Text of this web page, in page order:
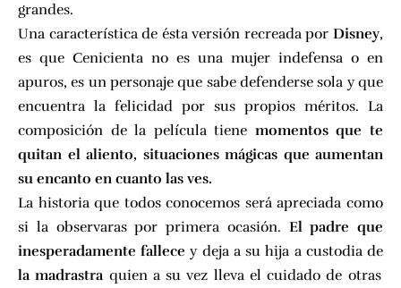
grandes.
Una característica de ésta versión recreada por Disney,
es que Cenicienta no es una mujer indefensa o en
apuros, es un personaje que sabe defenderse sola y que
encuentra la felicidad por sus propios méritos. La
composición de la película tiene momentos que te
quitan el aliento, situaciones mágicas que aumentan
su encanto en cuanto las ves.
La historia que todos conocemos será apreciada como
si la observaras por primera ocasión. El padre que
inesperadamente fallece y deja a su hija a custodia de
la madrastra quien a su vez lleva el cuidado de otras